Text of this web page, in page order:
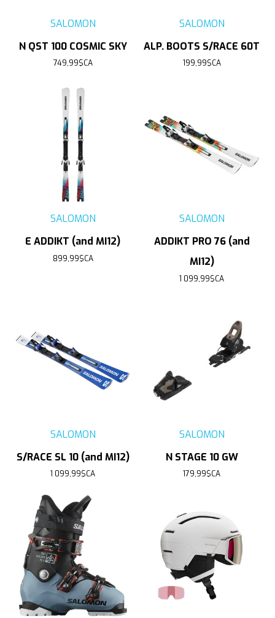
SALOMON
N QST 100 COSMIC SKY
749,99$CA
SALOMON
ALP. BOOTS S/RACE 60T
199,99$CA
SALOMON
E ADDIKT (and MI12)
899,99$CA
SALOMON
ADDIKT PRO 76 (and
MI12)
1 099,99$CA
SALOMON
S/RACE SL 10 (and MI12)
1 099,99$CA
SALOMON
N STAGE 10 GW
179,99$CA